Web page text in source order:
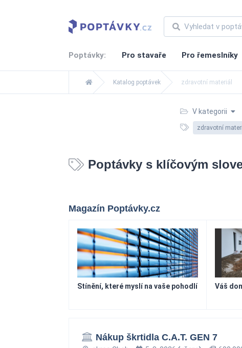
Poptávky: Pro stavaře Pro řemeslníky
Katalog poptávek zdravotní materiál
V kategorii
zdravotní
Poptávky s klíčovým
Magazín Poptávky.cz
Stínění, které myslí na vaše pohodlí Váš
Nákup škrtidla C.A.T. GEN 7